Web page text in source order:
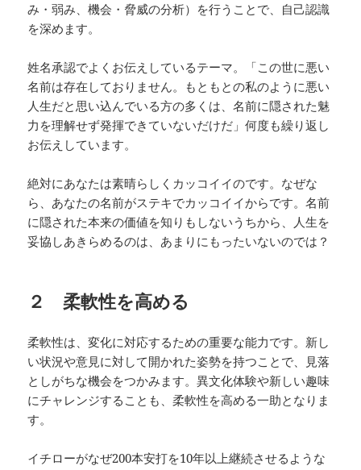
み・弱み、機会・脅威の分析）を行うことで、自己認識
を深めます。
姓名承認でよくお伝えしているテーマ。「この世に悪い
名前は存在しておりません。もともとの私のように悪い
人生だと思い込んでいる方の多くは、名前に隠された魅
力を理解せず発揮できていないだけだ」何度も繰り返し
お伝えしています。
絶対にあなたは素晴らしくカッコイイのです。なぜな
ら、あなたの名前がステキでカッコイイからです。名前
に隠された本来の価値を知りもしないうちから、人生を
妥協しあきらめるのは、あまりにもったいないのでは？
２ 柔軟性を高める
柔軟性は、変化に対応するための重要な能力です。新し
い状況や意見に対して開かれた姿勢を持つことで、見落
としがちな機会をつかみます。異文化体験や新しい趣味
にチャレンジすることも、柔軟性を高める一助となりま
す。
イチローがなぜ200本安打を10年以上継続させるような